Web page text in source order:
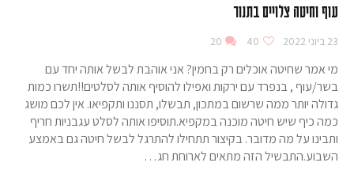
עוף וחיטה צלויים בתנור
23 ביוני 2022 40
20
מי אמר שחיטה אוכלים רק בחמין? אני אוהבת לבשל אותה יחד עם
בשר/עוף , בנפרד עם ירקות ואפילו להוסיף אותה לסלטים!!תשרו כמות
גדולה יותר ממה שרשום במתכון, תבשלו, תסננו ותקפיאו. אין לכם מושג
כמה כיף שיש חיטה מוכנה במקפיא.תוסיפו אותה לסלט עגבניות חריף
ותבינו על מה מדובר. בקיצור תתחילו להתרגל לבשל חיטה גם באמצע
השבוע.התבשיל הזה מתאים לארוחת חג…